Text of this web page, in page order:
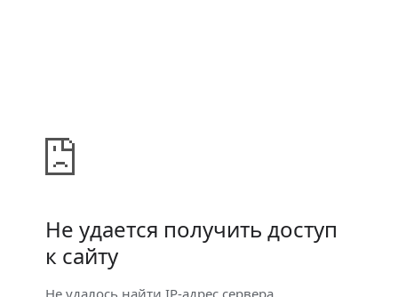
Не удается получить доступ
к сайту